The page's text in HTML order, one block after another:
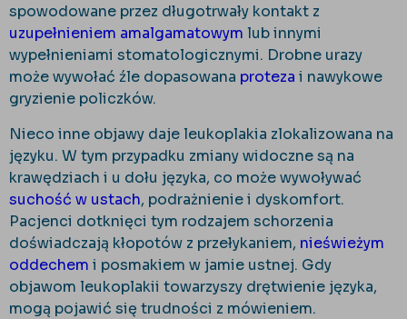
spowodowane przez długotrwały kontakt z
uzupełnieniem amalgamatowym lub innymi
wypełnieniami stomatologicznymi. Drobne urazy
może wywołać źle dopasowana proteza i nawykowe
gryzienie policzków.
Nieco inne objawy daje leukoplakia zlokalizowana na
języku. W tym przypadku zmiany widoczne są na
krawędziach i u dołu języka, co może wywoływać
suchość w ustach, podrażnienie i dyskomfort.
Pacjenci dotknięci tym rodzajem schorzenia
doświadczają kłopotów z przełykaniem, nieświeżym
oddechem i posmakiem w jamie ustnej. Gdy
objawom leukoplakii towarzyszy drętwienie języka,
mogą pojawić się trudności z mówieniem.